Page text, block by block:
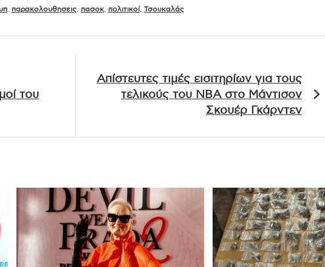
παρακολουθησεις πασοκ πολιτικοί, Τσουκαλάς
του
Απίστευτες τιμές εισιτηρίων για τους
τελικούς του NBA στο Μάντισον
Σκουέρ Γκάρντεν